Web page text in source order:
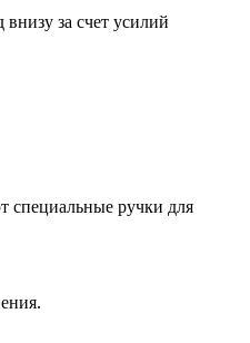
за счет усилий
специальные ручки для